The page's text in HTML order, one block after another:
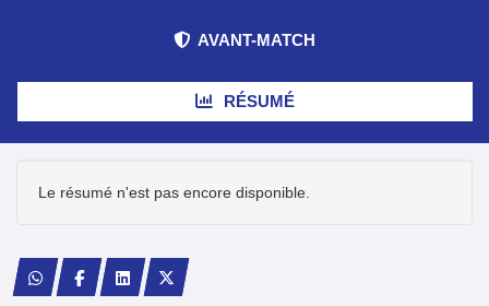
AVANT-MATCH
RÉSUMÉ
Le résumé n'est pas encore disponible.